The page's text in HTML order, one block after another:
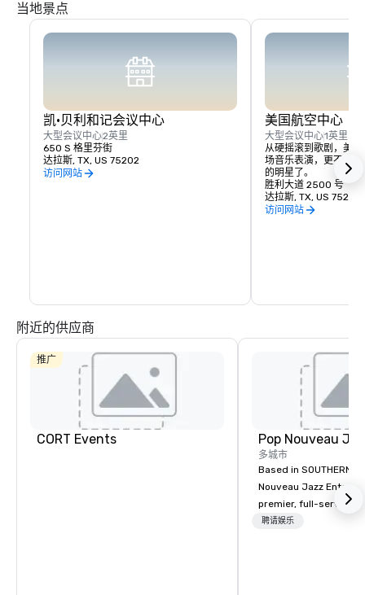
当地景点
凯·贝利和记会议中心
大型会议中心2英里
650 S 格里芬街
达拉斯, TX, US 75202
访问网站
美国航空中心
大型会议中心1英里
从硬摇滚到歌剧，美
场音乐表演，更不用
的明星了。
胜利大道 2500 号
达拉斯, TX, US 75219
访问网站
附近的供应商
推广
CORT Events
多城市
Based in SOUTHERN
Nouveau Jazz
premier, full-service
entertainment
聘请娱乐